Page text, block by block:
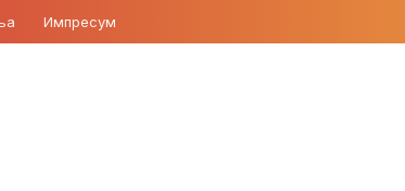
Импресум